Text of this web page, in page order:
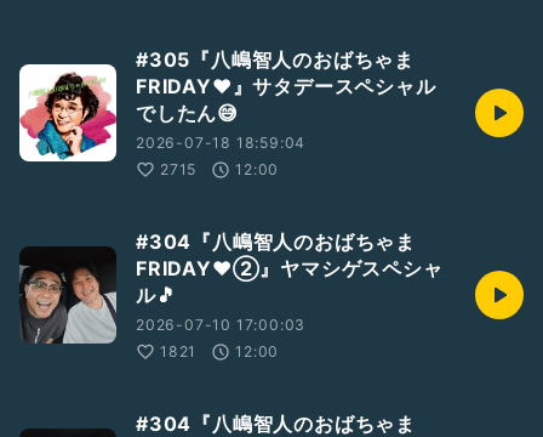
#305『八嶋智人のおばちゃま
FRIDAY❤️』サタデースペシャル
でしたん😅
2026-07-18 18:59:04
2715
12:00
#304『八嶋智人のおばちゃま
FRIDAY❤②』ヤマシゲスペシャ
ル🎵
2026-07-10 17:00:03
1821
12:00
#304『八嶋智人のおばちゃま